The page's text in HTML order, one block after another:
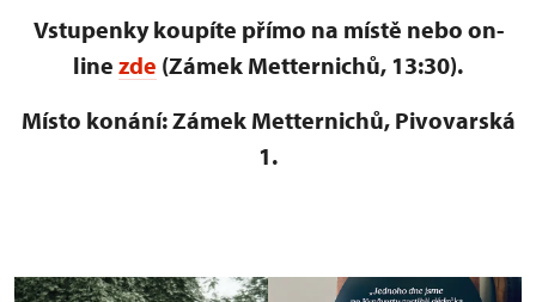
Vstupenky koupíte přímo na místě nebo on-
line zde (Zámek Metternichů, 13:30).
Místo konání: Zámek Metternichů, Pivovarská
1.